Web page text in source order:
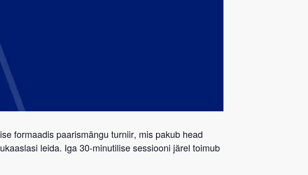
formaadis paarismängu turniir, mis pakub head
leida. Iga 30-minutilise sessiooni järel toimub